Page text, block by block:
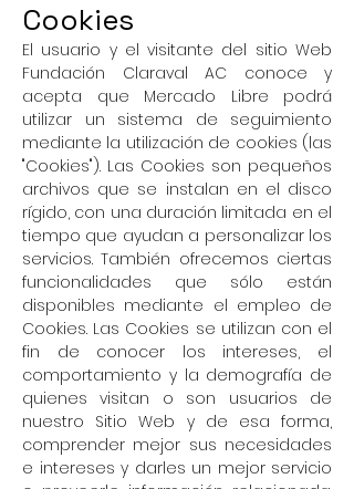
Cookies
El usuario y el visitante del sitio Web
Fundación Claraval AC conoce y
acepta que Mercado Libre podrá
utilizar un sistema de seguimiento
mediante la utilización de cookies (las
"Cookies"). Las Cookies son pequeños
archivos que se instalan en el disco
rígido, con una duración limitada en el
tiempo que ayudan a personalizar los
servicios. También ofrecemos ciertas
funcionalidades que sólo están
disponibles mediante el empleo de
Cookies. Las Cookies se utilizan con el
fin de conocer los intereses, el
comportamiento y la demografía de
quienes visitan o son usuarios de
nuestro Sitio Web y de esa forma,
comprender mejor sus necesidades
e intereses y darles un mejor servicio